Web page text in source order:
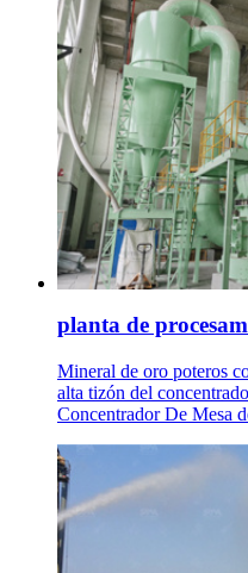
planta de
Mineral de oro poteros
alta tizón del
Concentrador De Mesa